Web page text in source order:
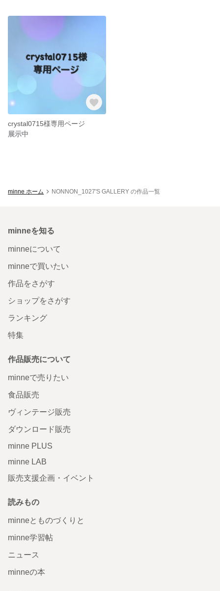
crystal0715様専用ページ
展示中
minne ホーム NONNON_1027'S GALLERY の作品一覧
minneを知る
minneについて
minneで買いたい
作品をさがす
ショップをさがす
ランキング
特集
作品販売について
minneで売りたい
食品販売
ヴィンテージ販売
ダウンロード販売
minne PLUS
minne LAB
販売支援企画・イベント
読みもの
minneとものづくりと
minne学習帖
ニュース
minneの本